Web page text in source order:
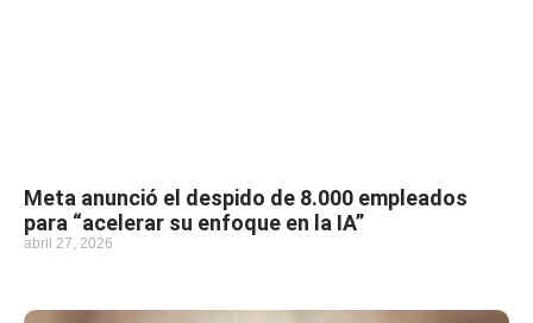
Meta anunció el despido de 8.000 empleados
para “acelerar su enfoque en la IA”
abril 27, 2026